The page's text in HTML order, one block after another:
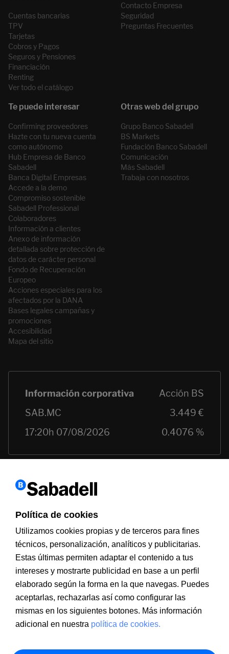
Cuentas bancarias
TPV
Tarjetas
Cobros y Pagos
Seguros y Pensiones
Financiación
Renting
Ver todo el catálogo
Contacto Empresa
Seguridad
Preguntas Frecuentes
Confirming proveedores
Hazte con tu nueva cuenta
como autónomo
Hub Empresa de Banco
Sabadell
Banca Digital Empresas
Accede a la demo
Compromiso sostenible
Sabadell Professional
Colaboradores
Información a clientes
Anexo de información
detallada sobre protección de
datos de carácter personal
Fondo de Recuperación
Europeo
Acciones especiales para los
afectados por la DANA
Bases legales campañas y
promociones
Accesibilidad
Mapa del sitio
Grupo Banco Sabadell
BS Markets
Fundación Banco Sabadell
Comunicación
Más Sabadell
Trabaja con nosotros
Información a clientesPSD2
MIFIDDocumentación PRIIPS
Aviso legalPolítica de cookies
Seguridad Atención al cliente
Política de cookies
Utilizamos cookies propias y de terceros para fines
técnicos, personalización, analíticos y publicitarias.
Estas últimas permiten adaptar el contenido a tus
intereses y mostrarte publicidad en base a un perfil
elaborado según la forma en la que navegas. Puedes
aceptarlas, rechazarlas así como configurar las
mismas en los siguientes botones. Más información
adicional en nuestra política de cookies.